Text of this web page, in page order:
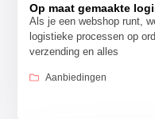
Op maat gemaakte
Als je een webshop runt,
logistieke processen op
verzending en alles
Aanbiedingen